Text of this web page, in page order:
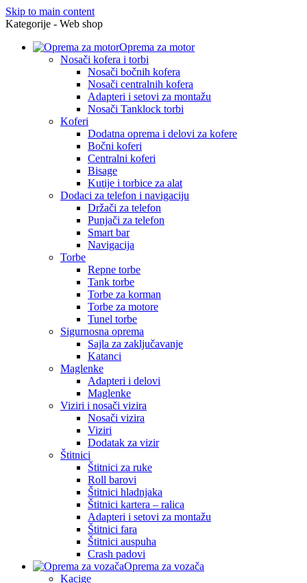
Skip to main content
Kategorije - Web shop
Oprema za motor
Nosači kofera i torbi
Nosači bočnih kofera
Nosači centralnih kofera
Adapteri i setovi za montažu
Nosači Tanklock torbi
Koferi
Dodatna oprema i delovi za kofere
Bočni koferi
Centralni koferi
Bisage
Kutije i torbice za alat
Dodaci za telefon i navigaciju
Držači za telefon
Punjači za telefon
Smart bar
Navigacija
Torbe
Repne torbe
Tank torbe
Torbe za korman
Torbe za motore
Tunel torbe
Sigurnosna oprema
Sajla za zaključavanje
Katanci
Maglenke
Adapteri i delovi
Maglenke
Viziri i nosači vizira
Nosači vizira
Viziri
Dodatak za vizir
Štitnici
Štitnici za ruke
Roll barovi
Štitnici hladnjaka
Štitnici kartera – ralica
Adapteri i setovi za montažu
Štitnici fara
Štitnici auspuha
Crash padovi
Oprema za vozača
Kacige